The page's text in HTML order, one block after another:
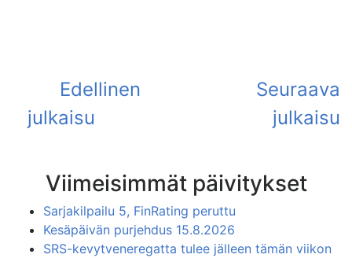
Viimeisimmät päivitykset
Sarjakilpailu 5, FinRating peruttu
Kesäpäivän purjehdus 15.8.2026
SRS-kevytveneregatta tulee jälleen tämän viikon